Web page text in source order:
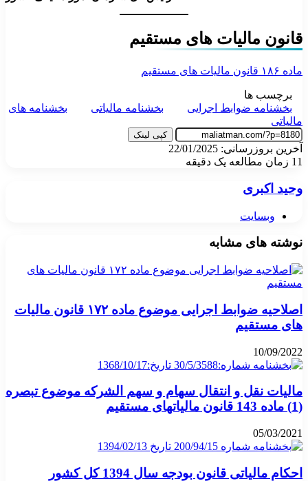
قانون مالیات های مستقیم
ماده ۱۸۶ قانون مالیات های مستقیم
برچسب ها
بخشنامه ضوابط اجرایی
بخشنامه مالیاتی
بخشنامه های
مالیاتی
کپی لینک
آخرین بروزرسانی: 22/01/2025
11 زمان مطالعه یک دقیقه
وحید اکبری
وبسایت
نوشته های مشابه
اصلاحیه ضوابط اجرایی موضوع ماده ۱۷۲ قانون مالیات
های مستقیم
10/09/2022
مالیات نقل و انتقال سهام و سهم الشرکه موضوع تبصره
(1) ماده 143 قانون مالیاتهای مستقیم
05/03/2021
احکام مالیاتی قانون بودجه سال 1394 کل کشور